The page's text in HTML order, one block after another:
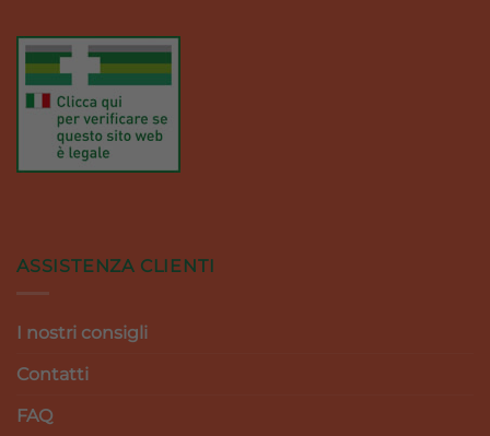
ASSISTENZA CLIENTI
I nostri consigli
Contatti
FAQ